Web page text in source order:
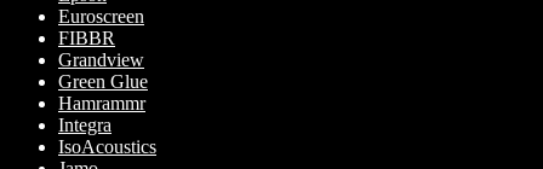
Euroscreen
FIBBR
Grandview
Green Glue
Hamrammr
Integra
IsoAcoustics